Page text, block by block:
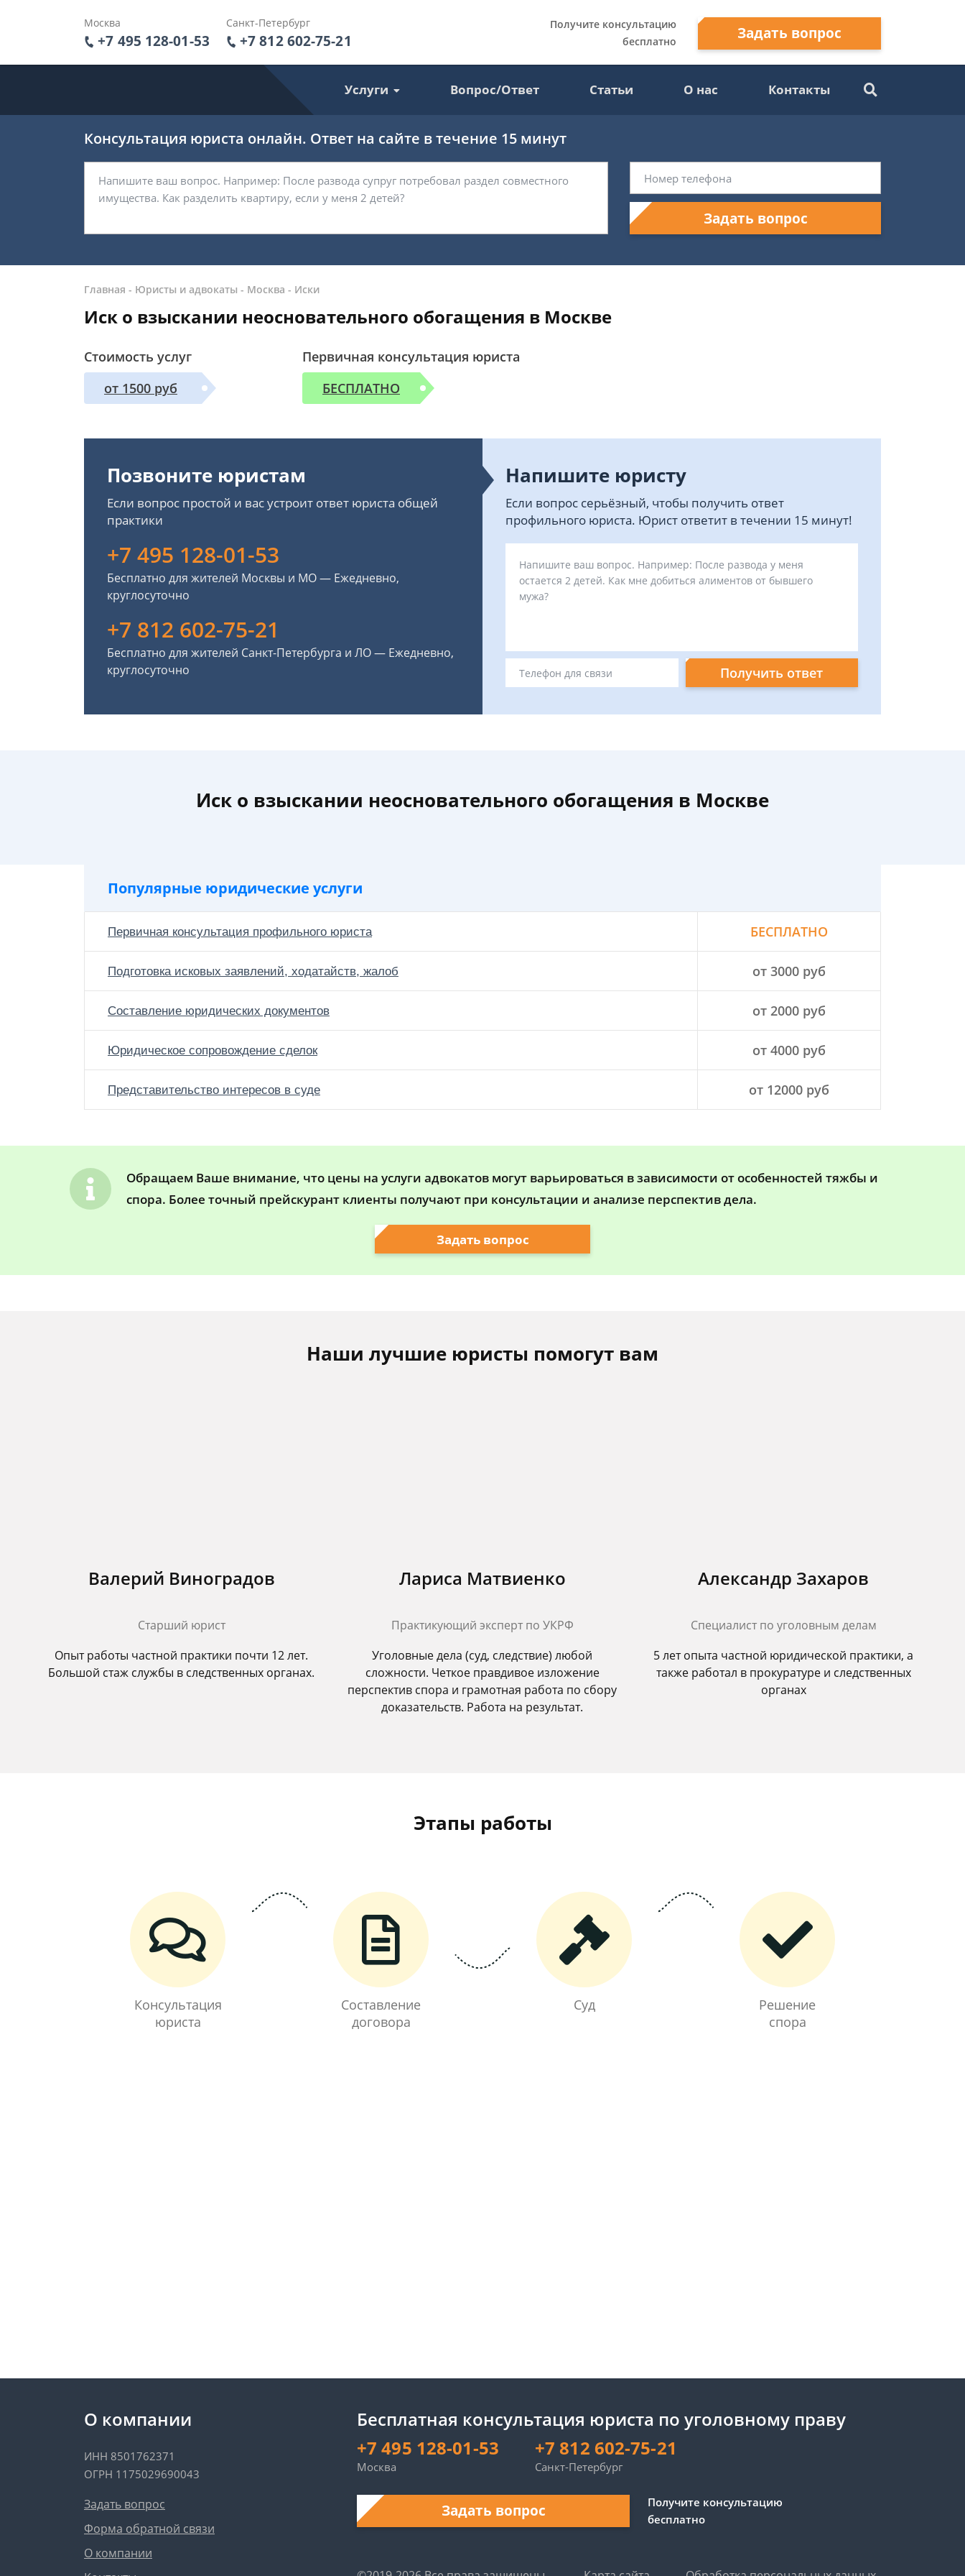
Москва
+7 495 128-01-53
Санкт-Петербург
+7 812 602-75-21
Получите консультацию
бесплатно
Задать вопрос
Услуги Вопрос/Ответ Статьи О нас Контакты
Консультация юриста онлайн. Ответ на сайте в течение 15 минут
Задать вопрос
Главная - Юристы и адвокаты - Москва - Иски
Иск о взыскании неосновательного обогащения в Москве
Стоимость услуг
от 1500 руб
Первичная консультация юриста
БЕСПЛАТНО
Позвоните юристам
Если вопрос простой и вас устроит ответ юриста общей
практики
+7 495 128-01-53
Бесплатно для жителей Москвы и МО — Ежедневно,
круглосуточно
+7 812 602-75-21
Бесплатно для жителей Санкт-Петербурга и ЛО — Ежедневно,
круглосуточно
Напишите юристу
Если вопрос серьёзный, чтобы получить ответ
профильного юриста. Юрист ответит в течении 15 минут!
Получить ответ
Иск о взыскании неосновательного обогащения в Москве
Популярные юридические услуги
Первичная консультация профильного юриста БЕСПЛАТНО
Подготовка исковых заявлений, ходатайств, жалоб от 3000 руб
Составление юридических документов от 2000 руб
Юридическое сопровождение сделок от 4000 руб
Представительство интересов в суде от 12000 руб
Обращаем Ваше внимание, что цены на услуги адвокатов могут варьироваться в зависимости от особенностей тяжбы и
спора. Более точный прейскурант клиенты получают при консультации и анализе перспектив дела.
Задать вопрос
Наши лучшие юристы помогут вам
Валерий Виноградов
Старший юрист
Опыт работы частной практики почти 12 лет.
Большой стаж службы в следственных органах.
Лариса Матвиенко
Практикующий эксперт по УКРФ
Уголовные дела (суд, следствие) любой
сложности. Четкое правдивое изложение
перспектив спора и грамотная работа по сбору
доказательств. Работа на результат.
Александр Захаров
Специалист по уголовным делам
5 лет опыта частной юридической практики, а
также работал в прокуратуре и следственных
органах
Этапы работы
Консультация
юриста
Составление
договора
Суд
Решение
спора
О компании
ИНН 8501762371
ОГРН 1175029690043
Задать вопрос
Форма обратной связи
О компании
Бесплатная консультация юриста по уголовному праву
+7 495 128-01-53
Москва
+7 812 602-75-21
Санкт-Петербург
Задать вопрос
Получите консультацию
бесплатно